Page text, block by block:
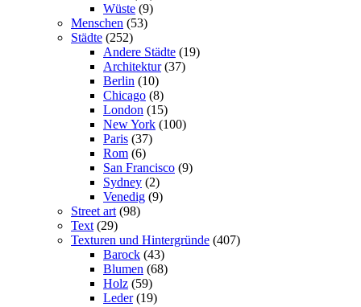
Wüste (9)
Menschen (53)
Städte (252)
Andere Städte (19)
Architektur (37)
Berlin (10)
Chicago (8)
London (15)
New York (100)
Paris (37)
Rom (6)
San Francisco (9)
Sydney (2)
Venedig (9)
Street art (98)
Text (29)
Texturen und Hintergründe (407)
Barock (43)
Blumen (68)
Holz (59)
Leder (19)